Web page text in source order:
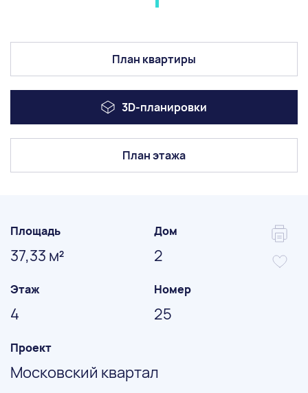
Площадь
37,33 м2
Дом
2
Этаж
4
Номер
25
Проект
Московский квартал
План квартиры
3D-планировки
План этажа